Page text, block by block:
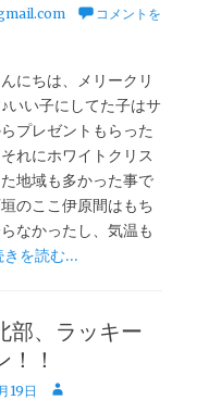
稿
コメントを
にちは、メリークリ
いい子にしてた子はサ
プレゼントもらった
れにホワイトクリス
地域も多かった事で
のここ伊原間はもち
なかったし、気温も
きを読む…
部、ラッキー
！！
19日
投